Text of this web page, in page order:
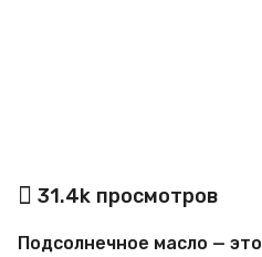
а
в
о
31.4k просмотров
Подсолнечное масло —